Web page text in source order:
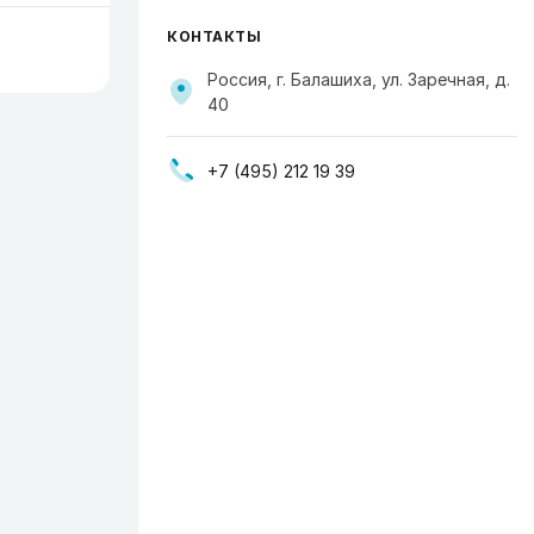
КОНТАКТЫ
Россия, г. Балашиха, ул. Заречная, д.
40
+7 (495) 212 19 39